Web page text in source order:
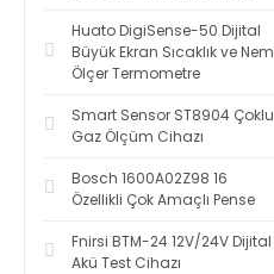
Huato DigiSense-50 Dijital
Büyük Ekran Sıcaklık ve Nem
Ölçer Termometre
Smart Sensor ST8904 Çoklu
Gaz Ölçüm Cihazı
Bosch 1600A02Z98 16
Özellikli Çok Amaçlı Pense
Fnirsi BTM-24 12V/24V Dijital
Akü Test Cihazı